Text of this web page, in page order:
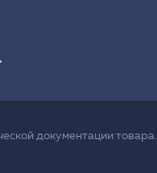
документации товара.